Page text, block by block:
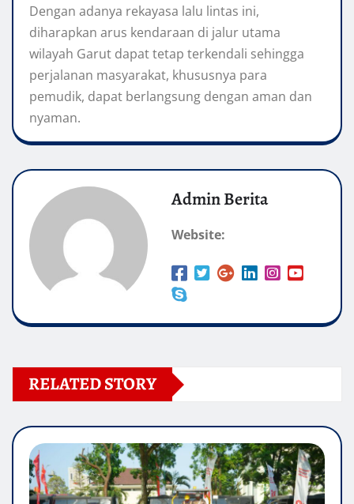
Dengan adanya rekayasa lalu lintas ini,
diharapkan arus kendaraan di jalur utama
wilayah Garut dapat tetap terkendali sehingga
perjalanan masyarakat, khususnya para
pemudik, dapat berlangsung dengan aman dan
nyaman.
Admin Berita
Website:
RELATED STORY